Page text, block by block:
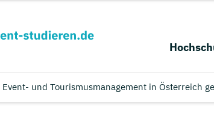
Event- und Tourismusmanagement in Österreich